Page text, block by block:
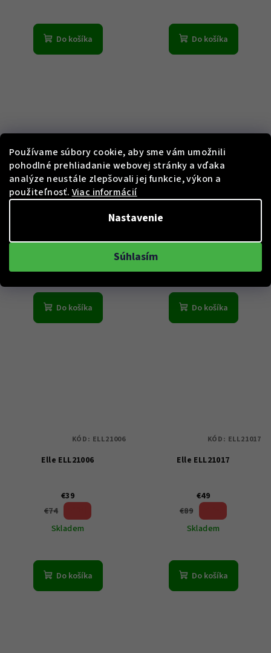
Používame súbory cookie, aby sme vám umožnili
pohodlné prehliadanie webovej stránky a vďaka
analýze neustále zlepšovali jej funkcie, výkon a
použiteľnosť. Viac informácií
Nastavenie
Súhlasím
Do košíka Do košíka
Elle ELL25028
€89
44 %)
Do košíka
KÓD:ELL25028
€89
44 %)
Do košíka
KÓD:
Elle ELL21006
€39
€74
Skladem
Do košíka
KÓD: ELL21006
Elle ELL21017
€49
€89
Skladem
Do košíka
KÓD: ELL21017